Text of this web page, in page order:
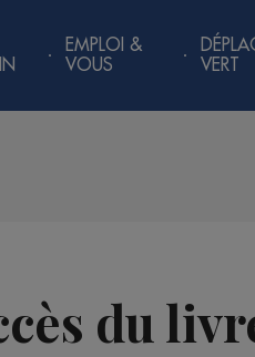
EMPLOI &
VOUS
VERT
du